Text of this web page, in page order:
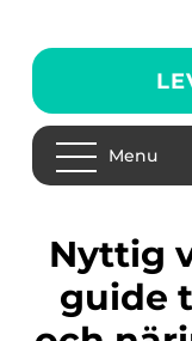
Menu
Nyttig vardagsmat – en
guide